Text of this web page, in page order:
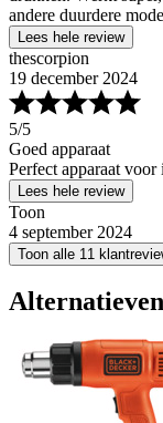
andere duurdere
Lees hele review
thescorpion
19 december 2024
5/5
Goed apparaat
Perfect apparaat
Lees hele review
Toon
4 september 2024
Toon alle 11
Alternatieven